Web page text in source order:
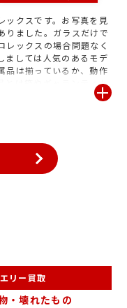
ックスです。お写真を見
りました。ガラスだけで
レックスの場合問題なく
ましては人気のあるモデ
品は揃っているか、動作
とは箱やギャランティカ
ンティーカードは買取金
リー買取
・壊れたもの